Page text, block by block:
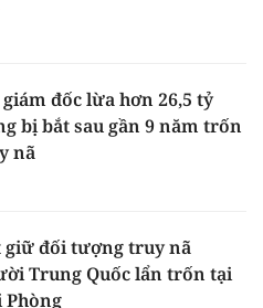
đốc lừa hơn 26,5 tỷ
bị bắt sau gần 9 năm trốn
nã
giữ đối tượng truy nã
Trung Quốc lẩn trốn tại
Phòng